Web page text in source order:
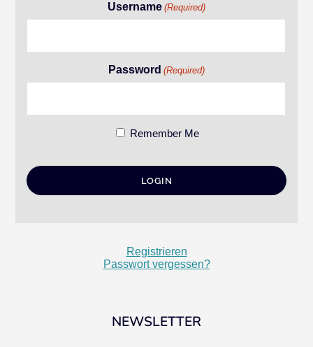
Username (Required)
Password (Required)
Remember Me
Registrieren
Passwort vergessen?
NEWSLETTER